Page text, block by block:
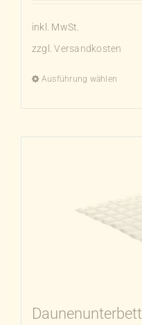
inkl. MwSt.
zzgl.Versandkosten
Ausführung wählen
Produkt
gewählt
Daunenunterbett